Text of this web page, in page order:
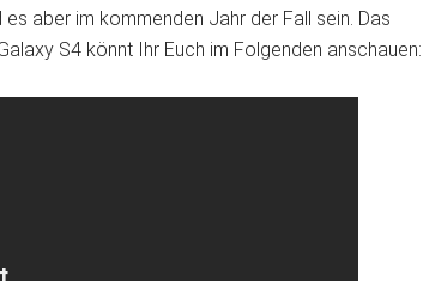
aber im kommenden Jahr der Fall sein. Das
S4 könnt Ihr Euch im Folgenden anschauen: